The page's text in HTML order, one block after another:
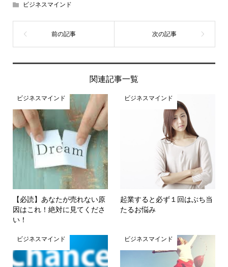
ビジネスマインド
関連記事一覧
ビジネスマインド
【必読】あなたが売れない原
因はこれ！絶対に見てくださ
い！
ビジネスマインド
起業すると必ず１回はぶち当
たるお悩み
ビジネスマインド ビジネスマインド